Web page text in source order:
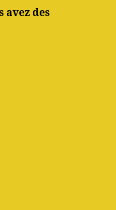
avez des